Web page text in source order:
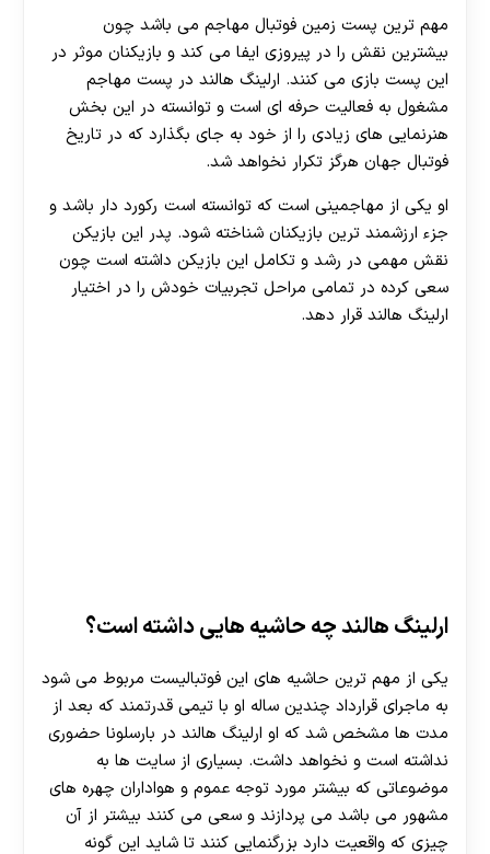
مهم ترین پست زمین فوتبال مهاجم می باشد چون
بیشترین نقش را در پیروزی ایفا می کند و بازیکنان موثر در
این پست بازی می کنند. ارلینگ هالند در پست مهاجم
مشغول به فعالیت حرفه ای است و توانسته در این بخش
هنرنمایی های زیادی را از خود به جای بگذارد که در تاریخ
فوتبال جهان هرگز تکرار نخواهد شد.
او یکی از مهاجمینی است که توانسته است رکورد دار باشد و
جزء ارزشمند ترین بازیکنان شناخته شود. پدر این بازیکن
نقش مهمی در رشد و تکامل این بازیکن داشته است چون
سعی کرده در تمامی مراحل تجربیات خودش را در اختیار
ارلینگ هالند قرار دهد.
ارلینگ هالند چه حاشیه هایی داشته است؟
یکی از مهم ترین حاشیه های این فوتبالیست مربوط می شود
به ماجرای قرارداد چندین ساله او با تیمی قدرتمند که بعد از
مدت ها مشخص شد که او ارلینگ هالند در بارسلونا حضوری
نداشته است و نخواهد داشت. بسیاری از سایت ها به
موضوعاتی که بیشتر مورد توجه عموم و هواداران چهره های
مشهور می باشد می پردازند و سعی می کنند بیشتر از آن
چیزی که واقعیت دارد بزرگنمایی کنند تا شاید این گونه